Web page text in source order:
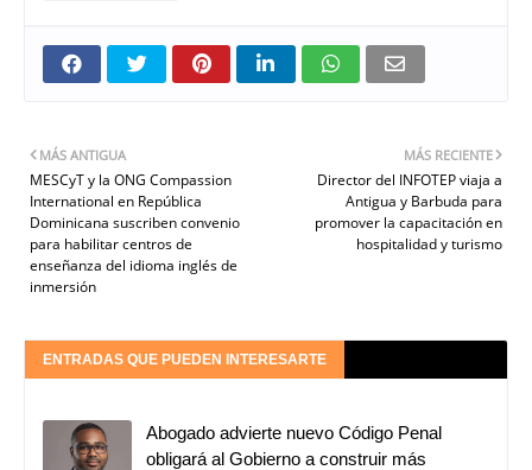
MÁS RECIENTE
Director del INFOTEP viaja a
Antigua y Barbuda para
promover la capacitación en
hospitalidad y turismo
MÁS ANTIGUA
MESCyT y la ONG Compassion
International en República
Dominicana suscriben convenio
para habilitar centros de
enseñanza del idioma inglés de
inmersión
ENTRADAS QUE PUEDEN INTERESARTE
Abogado advierte nuevo Código Penal
obligará al Gobierno a construir más